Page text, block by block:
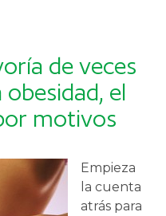
de veces
obesidad, el
motivos
Empieza
la cuenta
atrás para